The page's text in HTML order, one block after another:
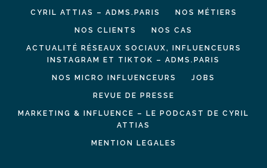
CYRIL ATTIAS – ADMS.PARIS NOS MÉTIERS
NOS CLIENTS NOS CAS
ACTUALITÉ RÉSEAUX SOCIAUX, INFLUENCEURS
INSTAGRAM ET TIKTOK – ADMS.PARIS
NOS MICRO INFLUENCEURS JOBS
REVUE DE PRESSE
MARKETING & INFLUENCE – LE PODCAST DE CYRIL
ATTIAS
MENTION LEGALES